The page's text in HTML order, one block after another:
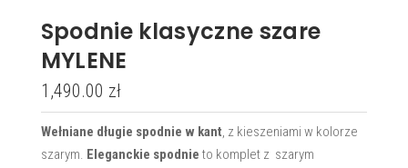
Spodnie klasyczne szare
MYLENE
1,490.00 zł
Wełniane długie spodnie w kant, z kieszeniami w kolorze
szarym. Eleganckie spodnie to komplet z szarym